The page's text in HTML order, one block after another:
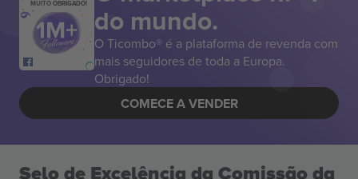
MUITO OBRIGADO! do mundo.
O Ticombo® é a plataforma de revenda com
mais seguidores de toda a Europa.
Obrigado!
COMECE A VENDER
Selo de Excelência da Comissão da